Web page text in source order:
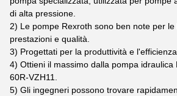
di alta pressione.
2) Le pompe Rexroth sono ben note per
prestazioni e qualità.
3) Progettati per la produttività e l'efficienza
4) Ottieni il massimo dalla pompa idraulica
60R-VZH11.
5) Gli ingegneri possono trovare